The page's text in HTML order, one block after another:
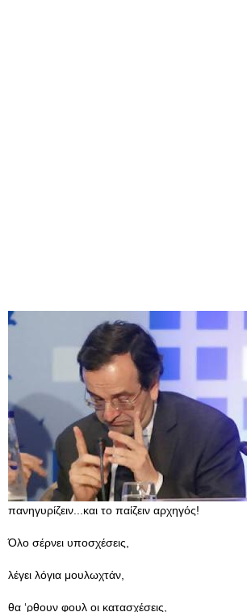
πανηγυρίζειν...και το παίζειν αρχηγός!
Όλο σέρνει υποσχέσεις,
λέγει λόγια μουλωχτάν,
θα ‘ρθουν φουλ οι κατασχέσεις,